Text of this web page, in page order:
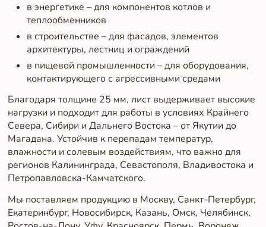
в энергетике – для компонентов котлов и
теплообменников
в строительстве – для фасадов, элементов
архитектуры, лестниц и ограждений
в пищевой промышленности – для оборудования,
контактирующего с агрессивными средами
Благодаря толщине 25 мм, лист выдерживает высокие
нагрузки и подходит для работы в условиях Крайнего
Севера, Сибири и Дальнего Востока – от Якутии до
Магадана. Устойчив к перепадам температур,
влажности и солевым воздействиям, что важно для
регионов Калининграда, Севастополя, Владивостока и
Петропавловска-Камчатского.
Мы поставляем продукцию в Москву, Санкт-Петербург,
Екатеринбург, Новосибирск, Казань, Омск, Челябинск,